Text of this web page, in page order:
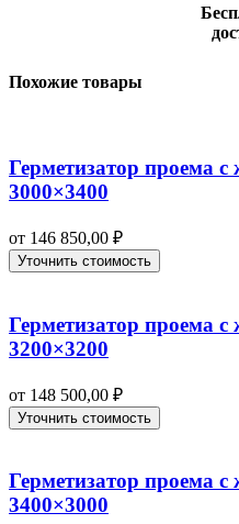
Похожие товары
Герметизатор проема
3000×3400
от 146 850,00 ₽
Уточнить стоимость
Герметизатор проема
3200×3200
от 148 500,00 ₽
Уточнить стоимость
Герметизатор проема
3400×3000